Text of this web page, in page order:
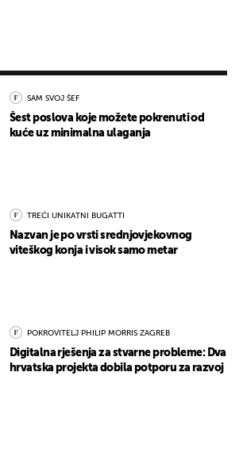
SAM SVOJ ŠEF
Šest poslova koje možete pokrenuti od
kuće uz minimalna ulaganja
TREĆI UNIKATNI BUGATTI
Nazvan je po vrsti srednjovjekovnog
viteškog konja i visok samo metar
POKROVITELJ PHILIP MORRIS ZAGREB
Digitalna rješenja za stvarne probleme: Dva
hrvatska projekta dobila potporu za razvoj